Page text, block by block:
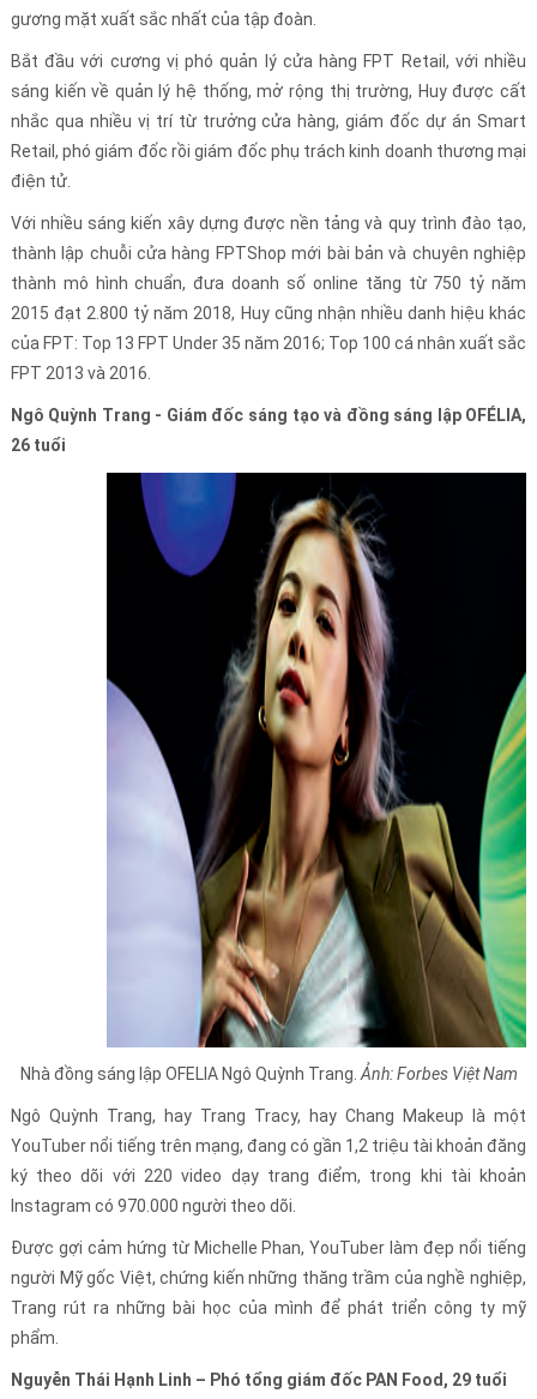
gương mặt xuất sắc nhất của tập đoàn.
Bắt đầu với cương vị phó quản lý cửa hàng FPT Retail, với nhiều
sáng kiến về quản lý hệ thống, mở rộng thị trường, Huy được cất
nhắc qua nhiều vị trí từ trưởng cửa hàng, giám đốc dự án Smart
Retail, phó giám đốc rồi giám đốc phụ trách kinh doanh thương mại
điện tử.
Với nhiều sáng kiến xây dựng được nền tảng và quy trình đào tạo,
thành lập chuỗi cửa hàng FPTShop mới bài bản và chuyên nghiệp
thành mô hình chuẩn, đưa doanh số online tăng từ 750 tỷ năm
2015 đạt 2.800 tỷ năm 2018, Huy cũng nhận nhiều danh hiệu khác
của FPT: Top 13 FPT Under 35 năm 2016; Top 100 cá nhân xuất sắc
FPT 2013 và 2016.
Ngô Quỳnh Trang - Giám đốc sáng tạo và đồng sáng lập OFÉLIA,
26 tuổi
Nhà đồng sáng lập OFELIA Ngô Quỳnh Trang. Ảnh: Forbes Việt Nam
Ngô Quỳnh Trang, hay Trang Tracy, hay Chang Makeup là một
YouTuber nổi tiếng trên mạng, đang có gần 1,2 triệu tài khoản đăng
ký theo dõi với 220 video dạy trang điểm, trong khi tài khoản
Instagram có 970.000 người theo dõi.
Được gợi cảm hứng từ Michelle Phan, YouTuber làm đẹp nổi tiếng
người Mỹ gốc Việt, chứng kiến những thăng trầm của nghề nghiệp,
Trang rút ra những bài học của mình để phát triển công ty mỹ
phẩm.
Nguyễn Thái Hạnh Linh – Phó tổng giám đốc PAN Food, 29 tuổi